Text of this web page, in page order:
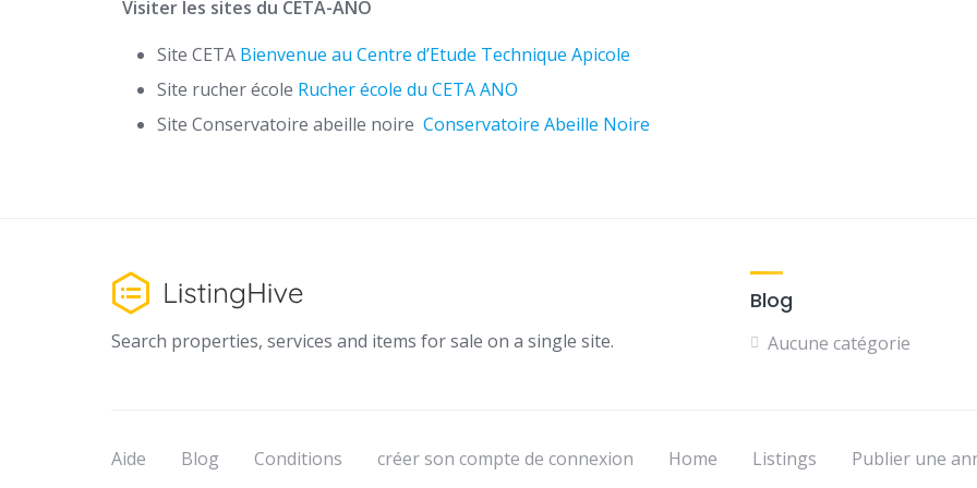
Visiter les sites du CETA-ANO
Site CETA Bienvenue au Centre d’Etude Technique Apicole
Site rucher école Rucher école du CETA ANO
Site Conservatoire abeille noire Conservatoire Abeille Noire
Search properties, services and items for sale on a single site.
Blog
Aucune catégorie
Aide Blog Conditions créer son compte de connexion Home Listings Publier une